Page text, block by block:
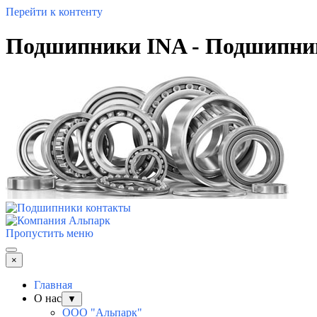
Перейти к контенту
Подшипники INA -
Пропустить меню
×
Главная
О нас
▼
ООО "Альпарк"